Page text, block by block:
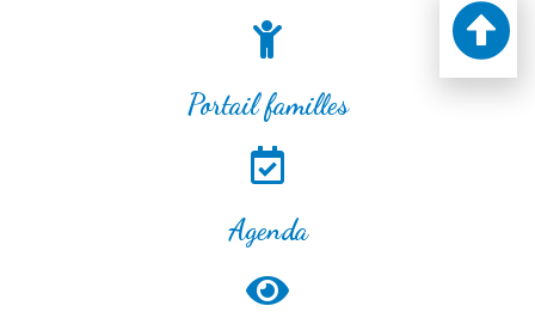
Portail familles
Agenda